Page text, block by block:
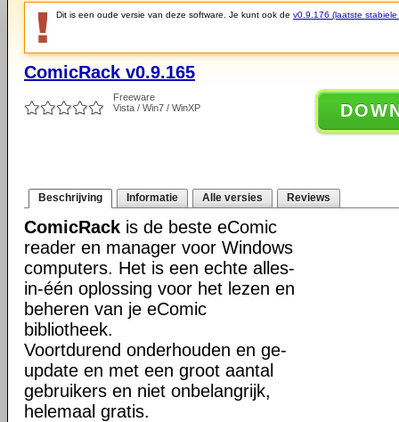
Dit is een oude versie van deze software. Je kunt ook de v0.9.176 (laatste stabiele
ComicRack v0.9.165
Freeware
Vista / Win7 / WinXP
Beschrijving Informatie Alle versies Reviews
ComicRack is de beste eComic
reader en manager voor Windows
computers. Het is een echte alles-
in-één oplossing voor het lezen en
beheren van je eComic
bibliotheek.
Voortdurend onderhouden en ge-
update en met een groot aantal
gebruikers en niet onbelangrijk,
helemaal gratis.